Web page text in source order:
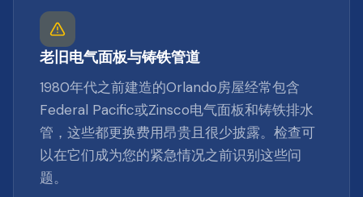
老旧电气面板与铸铁管道
1980年代之前建造的Orlando房屋经常包含
Federal Pacific或Zinsco电气面板和铸铁排水
管，这些都更换费用昂贵且很少披露。检查可
以在它们成为您的紧急情况之前识别这些问
题。